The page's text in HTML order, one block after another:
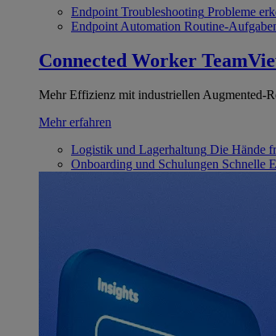
Endpoint Troubleshooting Probleme
Endpoint Automation Routine-
Connected Worker
Mehr Effizienz mit industriellen Augmented-
Mehr erfahren
Logistik und Lagerhaltung Die Hände
Onboarding und Schulungen Schnelle